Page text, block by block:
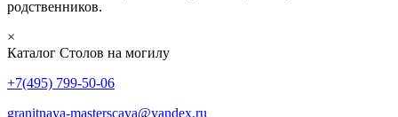
родственников.
×
Каталог Столов на могилу
+7(495) 799-50-06
granitnaya-masterscaya@yandex.ru